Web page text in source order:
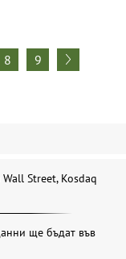
8 9
Wall Street, Kosdaq
ще бъдат във